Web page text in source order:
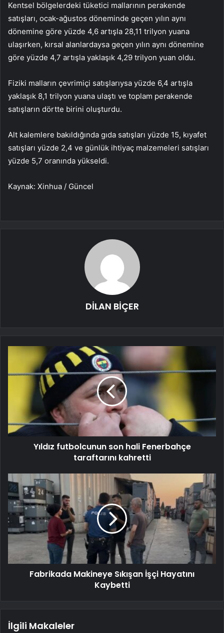
Kentsel bölgelerdeki tüketici mallarının perakende
satışları, ocak-ağustos döneminde geçen yılın aynı
dönemine göre yüzde 4,6 artışla 28,11 trilyon yuana
ulaşırken, kırsal alanlardaysa geçen yılın aynı dönemine
göre yüzde 4,7 artışla yaklaşık 4,29 trilyon yuan oldu.
Fiziki malların çevrimiçi satışlarıysa yüzde 6,4 artışla
yaklaşık 8,1 trilyon yuana ulaştı ve toplam perakende
satışların dörtte birini oluşturdu.
Alt kalemlere bakıldığında gıda satışları yüzde 15, kıyafet
satışları yüzde 2,4 ve günlük ihtiyaç malzemeleri satışları
yüzde 5,7 oranında yükseldi.
Kaynak: Xinhua / Güncel
DİLAN BİÇER
Yıldız futbolcunun son hali Fenerbahçe
taraftarını kahretti
Fabrikada Makineye Sıkışan İşçi Hayatını
Kaybetti
İlgili Makaleler